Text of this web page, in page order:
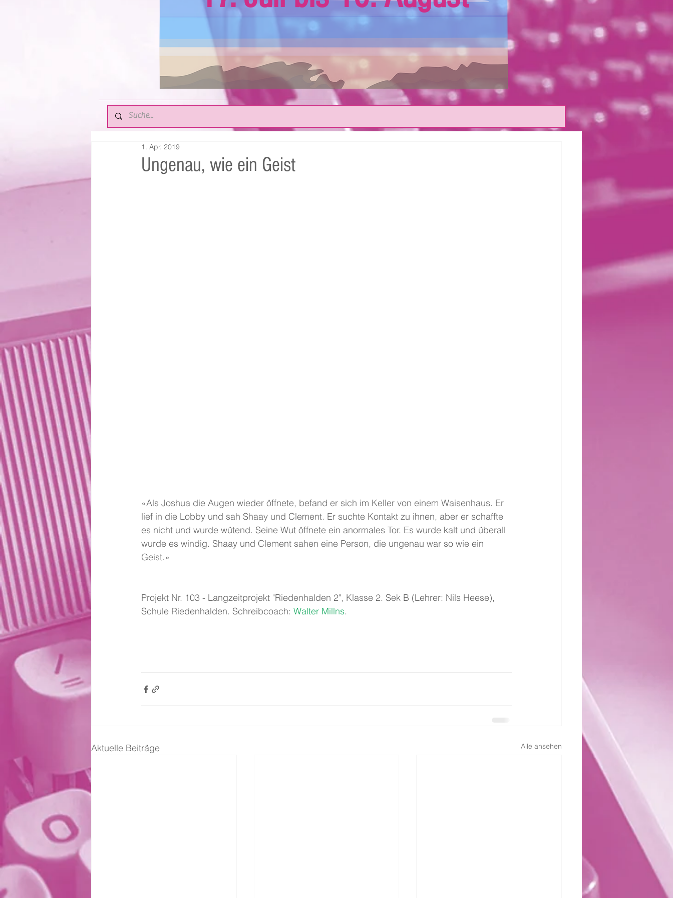
Ungenau, wie ein Geist
1. Apr. 2019
«Als Joshua die Augen wieder öffnete, befand er sich im Keller von einem Waisenhaus. Er
lief in die Lobby und sah Shaay und Clement. Er suchte Kontakt zu ihnen, aber er schaffte
es nicht und wurde wütend. Seine Wut öffnete ein anormales Tor. Es wurde kalt und überall
wurde es windig. Shaay und Clement sahen eine Person, die ungenau war so wie ein
Geist.»
Projekt Nr. 103 - Langzeitprojekt "Riedenhalden 2", Klasse 2. Sek B (Lehrer: Nils Heese),
Schule Riedenhalden. Schreibcoach: Walter Millns.
Aktuelle Beiträge Alle ansehen